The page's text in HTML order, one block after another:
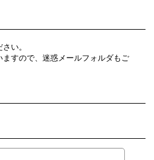
い。
すので、迷惑メールフォルダもご